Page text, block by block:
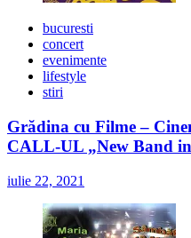
bucuresti
concert
evenimente
lifestyle
stiri
Grădina cu Filme –
CALL-UL „New Band
iulie 22, 2021